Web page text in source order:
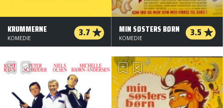
KRUMMERNE 3.7
KOMEDIE
MIN SØSTERS BØRN 3.5
KOMEDIE